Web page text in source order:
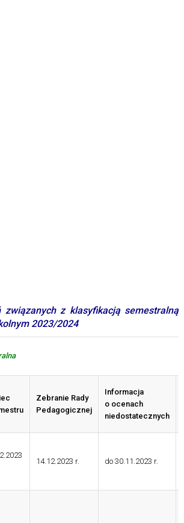
związanych z klasyfikacją semestralną
2023/2024
Zebranie Rady
Pedagogicznej
Informacja
o ocenach
niedostatecznych
14.12.2023 r. do 30.11.2023 r.